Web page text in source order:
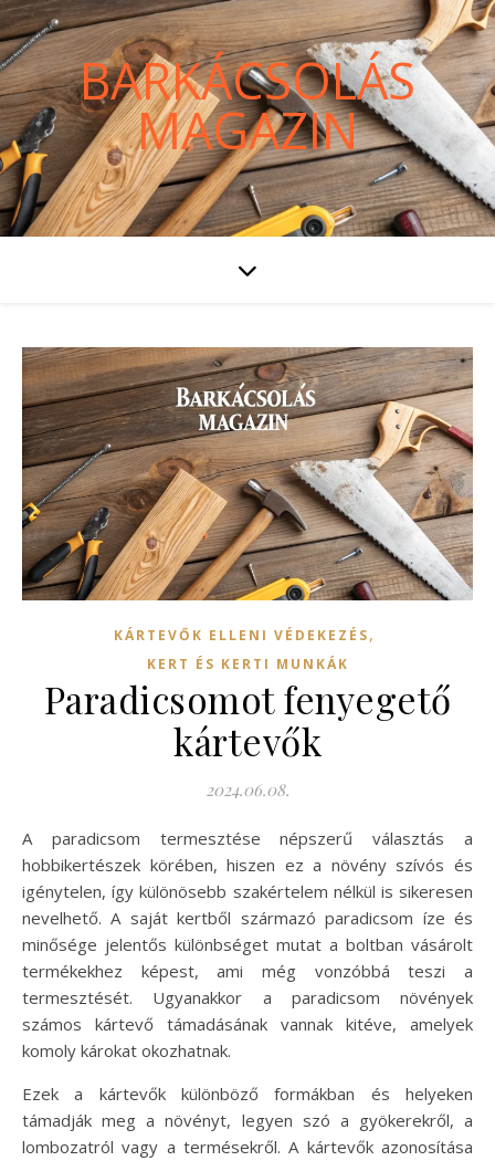
BARKÁCSOLÁS
MAGAZIN
KÁRTEVŐK ELLENI VÉDEKEZÉS,
KERT ÉS KERTI MUNKÁK
Paradicsomot fenyegető
kártevők
2024.06.08.
A paradicsom termesztése népszerű választás a
hobbikertészek körében, hiszen ez a növény szívós és
igénytelen, így különösebb szakértelem nélkül is sikeresen
nevelhető. A saját kertből származó paradicsom íze és
minősége jelentős különbséget mutat a boltban vásárolt
termékekhez képest, ami még vonzóbbá teszi a
termesztését. Ugyanakkor a paradicsom növények
számos kártevő támadásának vannak kitéve, amelyek
komoly károkat okozhatnak.
Ezek a kártevők különböző formákban és helyeken
támadják meg a növényt, legyen szó a gyökerekről, a
lombozatról vagy a termésekről. A kártevők azonosítása